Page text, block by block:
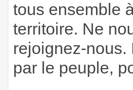
tous ensemble
territoire. Ne
rejoignez-nous.
par le peuple,